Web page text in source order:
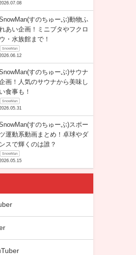
すのちゅーぶ)動物ふ
あい企画！ミニブタやフクロ
ウ・水族館まで！
SnowMan
すのちゅーぶ)サウナ
画！人気のサウナから美味し
い食事も！
SnowMan
すのちゅーぶ)スポー
ツ運動系動画まとめ！卓球やダ
ンスで輝くのは誰？
SnowMan